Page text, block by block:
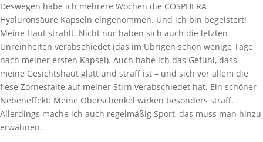
Deswegen habe ich mehrere Wochen die COSPHERA
Hyaluronsäure Kapseln eingenommen. Und ich bin begeistert!
Meine Haut strahlt. Nicht nur haben sich auch die letzten
Unreinheiten verabschiedet (das im Übrigen schon wenige Tage
nach meiner ersten Kapsel). Auch habe ich das Gefühl, dass
meine Gesichtshaut glatt und straff ist – und sich vor allem die
fiese Zornesfalte auf meiner Stirn verabschiedet hat. Ein schöner
Nebeneffekt: Meine Oberschenkel wirken besonders straff.
Allerdings mache ich auch regelmäßig Sport, das muss man hinzu
erwähnen.